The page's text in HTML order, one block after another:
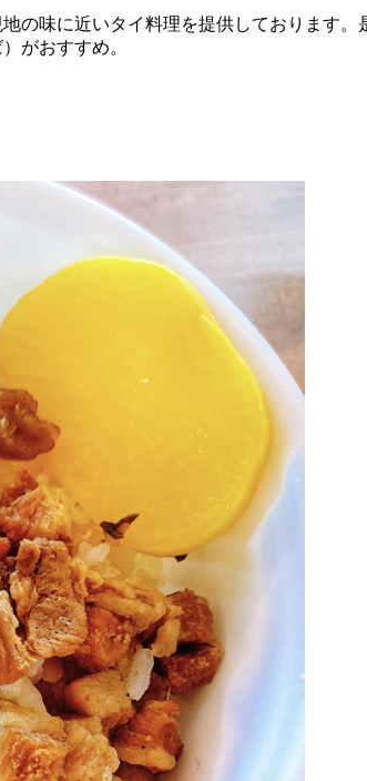
の味に近いタイ料理を提供しております。
がおすすめ。